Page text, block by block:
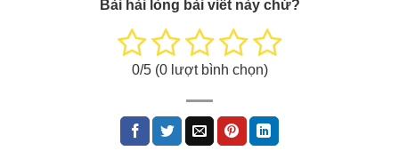
Bài hài lòng bài viết này chứ?
0/5 (0lượt bình chọn)